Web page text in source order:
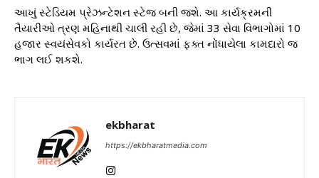
આખું સ્ટેડિયમ પ્રેઝન્ટેશન સ્ટેજ બની જશે. આ કાર્યક્રમની
તૈયારીઓ ત્રણ મહિનાથી ચાલી રહી છે, જેમાં 33 સેવા વિભાગોમાં 10
હજાર સ્વયંસેવકો કાર્યરત છે. ઉત્સવમાં ફક્ત નોંધાયેલા કામદારો જ
ભાગ લઈ શકશે.
ekbharat
https://ekbharatmedia.com